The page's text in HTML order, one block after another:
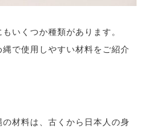
いくつか種類があります。
で使用しやすい材料をご紹介
材料は、古くから日本人の身